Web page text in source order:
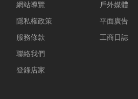
網站導覽
隱私權政策
服務條款
聯絡我們
登錄店家
戶外媒體
平面廣告
工商日誌